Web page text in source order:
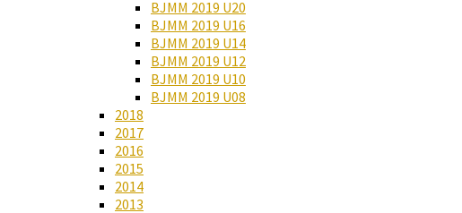
BJMM 2019 U20
BJMM 2019 U16
BJMM 2019 U14
BJMM 2019 U12
BJMM 2019 U10
BJMM 2019 U08
2018
2017
2016
2015
2014
2013